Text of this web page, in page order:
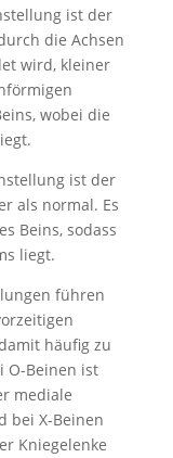
ist der
die Achsen
wird, kleiner
wobei die
ist der
als normal. Es
Beins, sodass
liegt.
führen
häufig zu
O-Beinen ist
mediale
bei X-Beinen
Kniegelenke